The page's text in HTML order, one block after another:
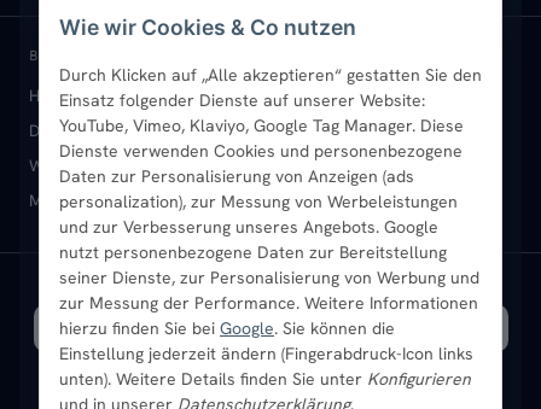
Wie wir Cookies & Co nutzen
Durch Klicken auf „Alle akzeptieren“ gestatten Sie den
Einsatz folgender Dienste auf unserer Website:
YouTube, Vimeo, Klaviyo, Google Tag Manager. Diese
Dienste verwenden Cookies und personenbezogene
Daten zur Personalisierung von Anzeigen (ads
personalization), zur Messung von Werbeleistungen
und zur Verbesserung unseres Angebots. Google
nutzt personenbezogene Daten zur Bereitstellung
seiner Dienste, zur Personalisierung von Werbung und
zur Messung der Performance. Weitere Informationen
hierzu finden Sie bei Google. Sie können die
Einstellung jederzeit ändern (Fingerabdruck-Icon links
unten). Weitere Details finden Sie unter Konfigurieren
und in unserer Datenschutzerklärung.
Paneelheizkörper
Vertikal-Heizkörper
Heizkörper-Zubehör
Rückgabe & Widerruf
Garantie & Gewährleistung
Montageservice vor Ort
Sendung verfolgen
Standort & Abholung Jüchen
B2B-Kunden
Karriere
Ratgeber
Bestpreisgarantie
Anmelden / Mein Konto
Merkliste
Newsletter
Aktuelle Angebote
BELIEBTE KATEGORIEN
Heizkörper kaufenBadheizkörperHandtuchheizkörper
Design-HeizkörperPaneelheizkörperVertikal-Heizkörper
Wandheizkörper Wohnraum-Heizkörper Badheizkörper Schwarz
Mischbetrieb-HeizkörperHeizkörper-ZubehörAktuelle Angebote
SICHERE ZAHLUNG VERSAND MIT